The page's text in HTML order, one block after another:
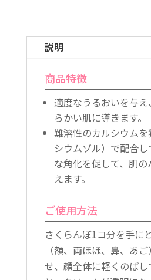
説明
商品特徴
適度なうるおいを与
らかい肌に導きます。
難溶性のカルシウム
シウムゾル）で配合
な角化を促して、肌
えます。
ご使用方法
さくらんぼ1コ分を手に
（額、両ほほ、鼻、あ
せ、顔全体に軽くのばし